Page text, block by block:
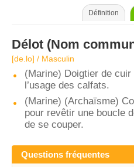
Définition
Délot (Nom
[de.lo] / Masculin
(Marine) Doigtier de
l’usage des calfats.
(Marine) (Archaïsme)
pour revêtir une boucle
de se couper.
Questions fréquentes